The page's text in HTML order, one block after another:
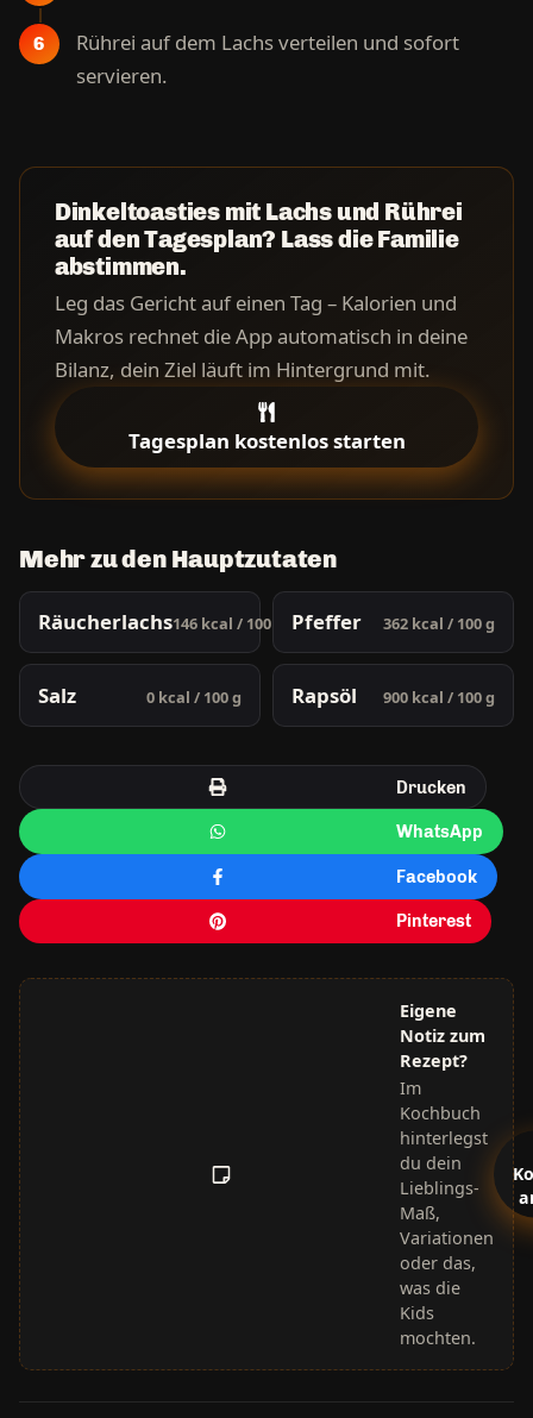
Rührei auf dem Lachs verteilen und sofort
servieren.
Dinkeltoasties mit Lachs und Rührei
auf den Tagesplan? Lass die Familie
abstimmen.
Leg das Gericht auf einen Tag – Kalorien und
Makros rechnet die App automatisch in deine
Bilanz, dein Ziel läuft im Hintergrund mit.
Tagesplan kostenlos starten
Mehr zu den Hauptzutaten
Räucherlachs146 kcal / 100 g Pfeffer 362 kcal / 100 g
Salz 0 kcal / 100 g Rapsöl 900 kcal / 100 g
Drucken
WhatsApp
Facebook
Pinterest
Eigene
Notiz zum
Rezept?
Im
Kochbuch
hinterlegst
du dein
Lieblings-
Maß,
Variationen
oder das,
was die
Kids
mochten.